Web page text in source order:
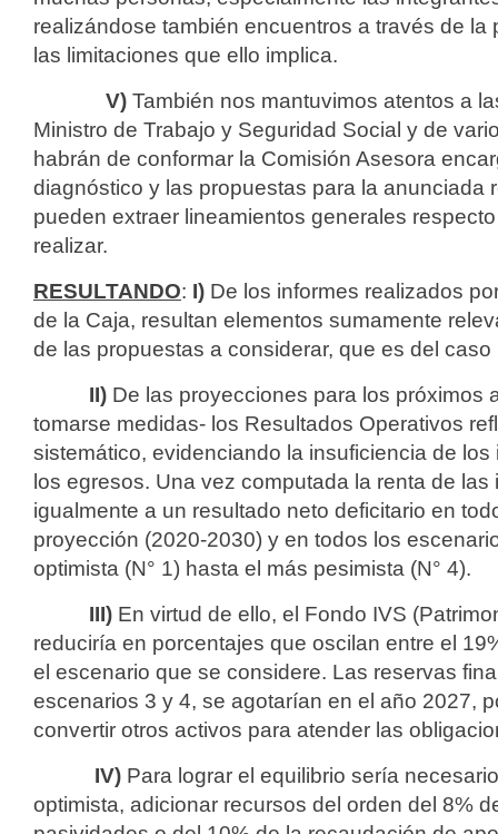
realizándose también encuentros a través de la
las limitaciones que ello implica.
V) También nos mantuvimos atentos a
Ministro de Trabajo y Seguridad Social y de
habrán de conformar la Comisión Asesora
diagnóstico y las propuestas para la anunciada
pueden extraer lineamientos generales
realizar.
RESULTANDO: I) De los informes realizados
de la Caja, resultan elementos sumamente
de las propuestas a considerar, que es del caso
II) De las proyecciones para los próximos
tomarse medidas- los Resultados Operativos
sistemático, evidenciando la insuficiencia de
los egresos. Una vez computada la renta de
igualmente a un resultado neto deficitario en
proyección (2020-2030) y en todos los
optimista (N° 1) hasta el más pesimista (N° 4).
III) En virtud de ello, el Fondo IVS
reduciría en porcentajes que oscilan entre el
el escenario que se considere. Las reservas
escenarios 3 y 4, se agotarían en el año 2027,
convertir otros activos para atender las
IV) Para lograr el equilibrio sería
optimista, adicionar recursos del orden del 8%